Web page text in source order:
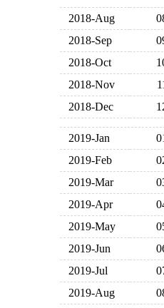
2018-Aug
2018-Sep
2018-Oct
2018-Nov
2018-Dec
2019-Jan
2019-Feb
2019-Mar
2019-Apr
2019-May
2019-Jun
2019-Jul
2019-Aug